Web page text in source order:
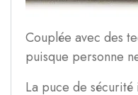
Couplée avec des
puisque personne
La puce de